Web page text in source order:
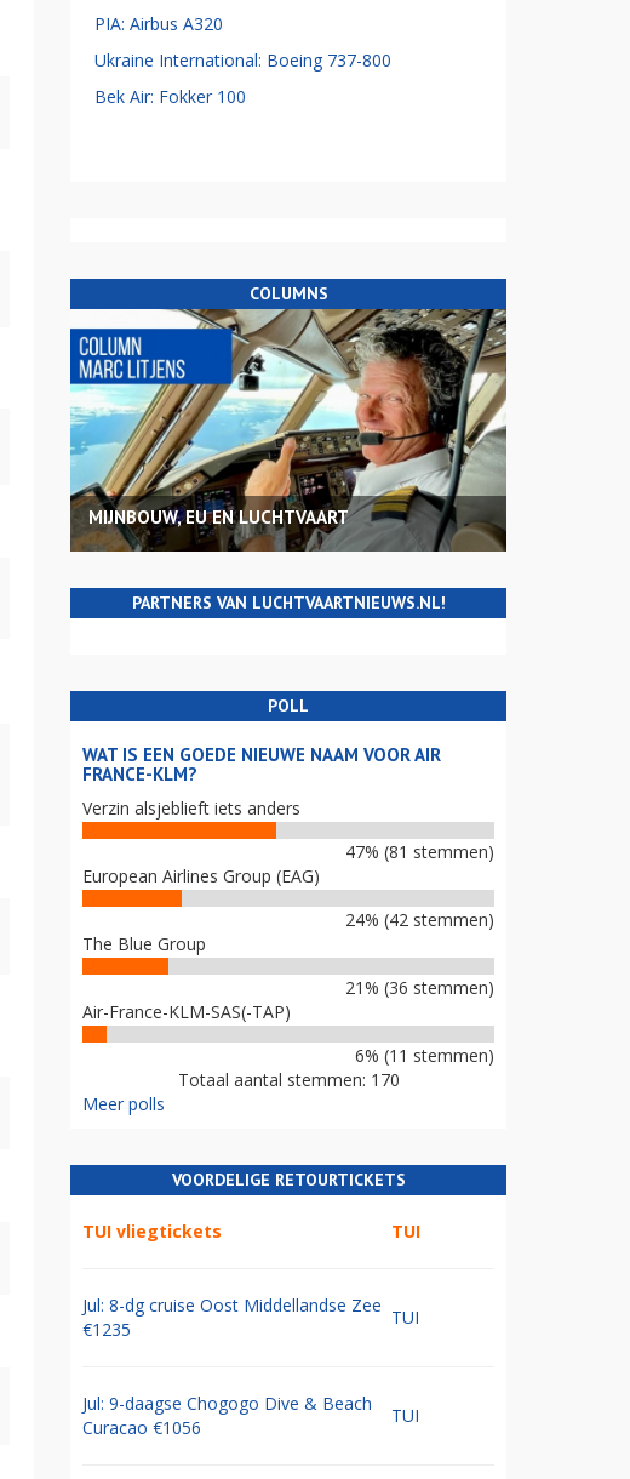
PIA: Airbus A320
Ukraine International: Boeing 737-800
Bek Air: Fokker 100
COLUMNS
MIJNBOUW, EU EN LUCHTVAART
PARTNERS VAN LUCHTVAARTNIEUWS.NL!
POLL
WAT IS EEN GOEDE NIEUWE NAAM VOOR AIR
FRANCE-KLM?
Verzin alsjeblieft iets anders
47% (81 stemmen)
European Airlines Group (EAG)
24% (42 stemmen)
The Blue Group
21% (36 stemmen)
Air-France-KLM-SAS(-TAP)
6% (11 stemmen)
Totaal aantal stemmen: 170
Meer polls
VOORDELIGE RETOURTICKETS
TUI vliegtickets TUI
Jul: 8-dg cruise Oost Middellandse Zee
€1235
TUI
Jul: 9-daagse Chogogo Dive & Beach
Curacao €1056
TUI